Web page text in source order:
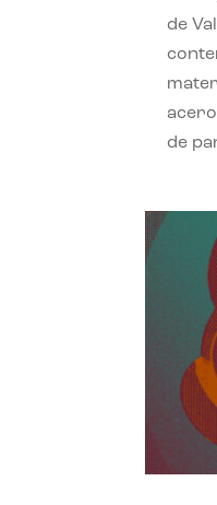
de
de